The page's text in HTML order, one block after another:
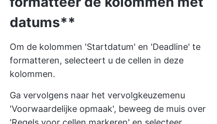
datums**
Om de kolommen 'Startdatum' en 'Deadline' te
formatteren, selecteert u de cellen in deze
kolommen.
Ga vervolgens naar het vervolgkeuzemenu
'Voorwaardelijke opmaak', beweeg de muis over